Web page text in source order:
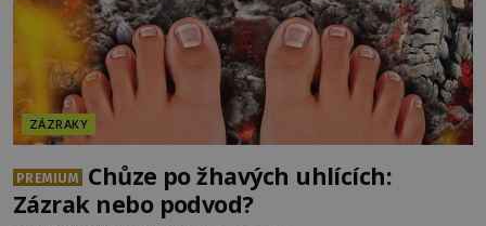
ZÁZRAKY
PREMIUM
Chůze po žhavých uhlících:
Zázrak nebo podvod?